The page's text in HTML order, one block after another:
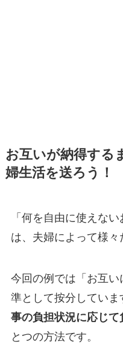
お互いが納得する
婦生活を送ろう！
「何を自由に使えな
は、夫婦によって様々
今回の例では「お互
準として按分していま
事の負担状況に応じ
とつの方法です。